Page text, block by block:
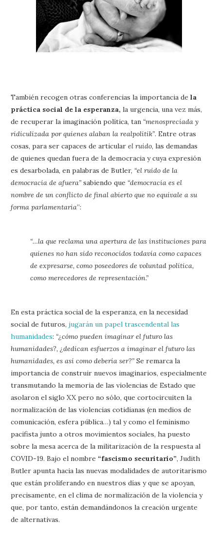
También recogen otras conferencias la importancia dela
práctica social de la esperanza,la urgencia, una vez más,
de recuperar la imaginación política, tan “menospreciada y
ridiculizada por quienes alaban la realpolitik”. Entre otras
cosas, para ser capaces de articularel ruido, las demandas
de quienes quedan fuera de la democracia y cuya expresión
es desarbolada, en palabras de Butler, “el ruido de la
democracia de afuera” sabiendo que “democracia es el
nombre de un conflicto de final abierto que no equivale a su
forma parlamentaria”:
“…la que reclama una apertura de las instituciones para
quienes no han sido reconocidos todavía como capaces
de expresarse, como poseedores de voluntad política,
como merecedores de representación.”
En esta práctica social de la esperanza, en la necesidad
social de futuros,jugarán un papel trascendental las
humanidades: “¿cómo pueden imaginar el futuro las
humanidades?, ¿dedican esfuerzos a imaginar el futuro las
humanidades, es así como debería ser?” Se remarca la
importancia de construir nuevos imaginarios, especialmente
transmutando la memoria de las violencias de Estado que
asolaron el siglo XX pero no sólo, que cortocircuiten la
normalización de las violencias cotidianas (en medios de
comunicación, esfera pública…) tal y como el feminismo
pacifista junto a otros movimientos sociales, ha puesto
sobre la mesa acerca de la militarización de la respuesta al
COVID-19. Bajo el nombre “fascismo securitario”, Judith
Butler apunta hacia las nuevas modalidades de autoritarismo
que están proliferando en nuestros días y que se apoyan,
precisamente, en el clima de normalización de la violencia y
que, por tanto, están demandándonos la creación urgente
de alternativas.